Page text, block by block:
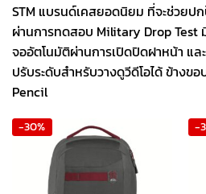
STM แบรนด์เคสยอดนิยม ที่จะช่วยป
ผ่านการทดสอบ Military Drop Test
จออัตโนมัติผ่านการเปิดปิดฝาหน้า แ
ปรับระดับสำหรับวางดูวีดีโอได้ ข้างข
Pencil
-30% -